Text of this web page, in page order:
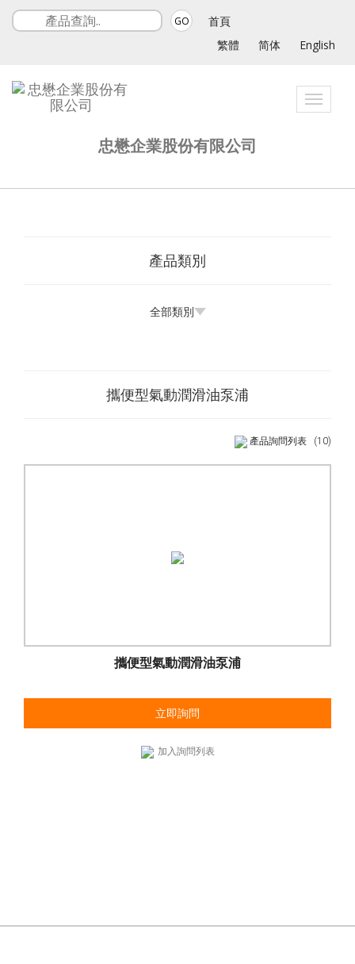
GO
首頁
繁體
简体 English
Toggle
忠懋企業股份有限公司
產品類別
全部類別
攜便型氣動潤滑油泵浦
產品詢問列表 (10)
攜便型氣動潤滑油泵浦
立即詢問
加入詢問列表